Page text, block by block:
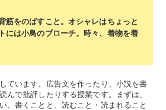
筋をのばすこと。オシャレはちょっと
には小鳥のブローチ。時々、着物を着
ています。広告文を作ったり、小説を書
んで批評したりする授業です。まずは、
。書くことと、読むこと・読まれること